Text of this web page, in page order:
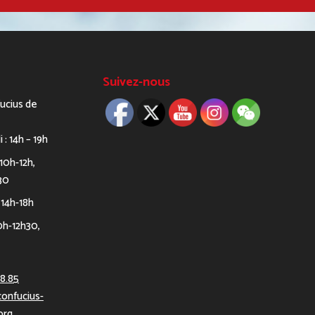
de
14h – 19h
12h,
18h
12h30,
Suivez-nous